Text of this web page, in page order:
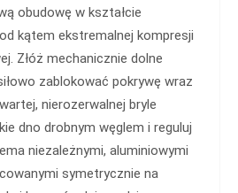
obudowę w kształcie
kątem ekstremalnej kompresji
Złóż mechanicznie dolne
zablokować pokrywę wraz
nierozerwalnej bryle
dno drobnym węglem i reguluj
niezależnymi, aluminiowymi
symetrycznie na